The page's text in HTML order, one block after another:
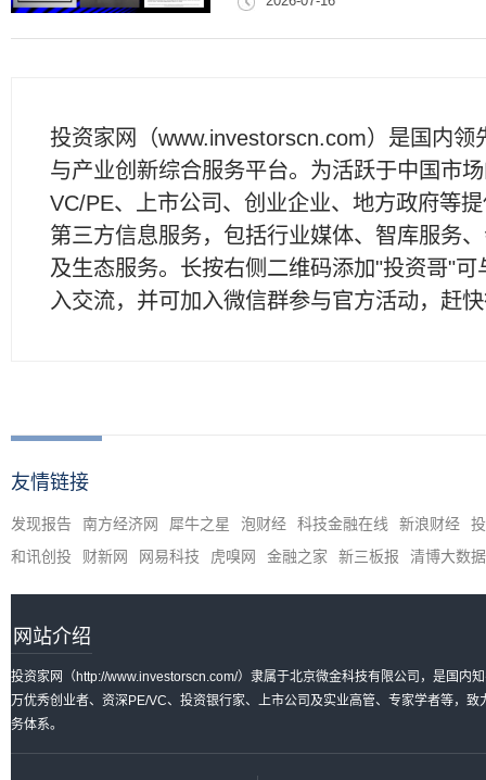
投资家网（www.investorscn.com）是国内领
与产业创新综合服务平台。为活跃于中国市
VC/PE、上市公司、创业企业、地方政府等
第三方信息服务，包括行业媒体、智库服务
及生态服务。长按右侧二维码添加"投资哥"可
入交流，并可加入微信群参与官方活动，赶
友情链接
发现报告 南方经济网 犀牛之星 泡财经 科技金融在线 新浪财经
和讯创投
财新网 网易科技 虎嗅网 金融之家 新三板报 清博大数据
网站介绍
投资家网（http://www.investorscn.com/）隶属于北京微金科技有限公司，是国内
万优秀创业者、资深PE/VC、投资银行家、上市公司及实业高管、专家学者等，
务体系。